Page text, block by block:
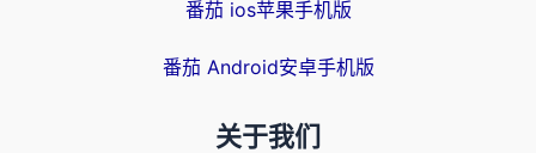
番茄 ios苹果手机版
番茄 Android安卓手机版
关于我们